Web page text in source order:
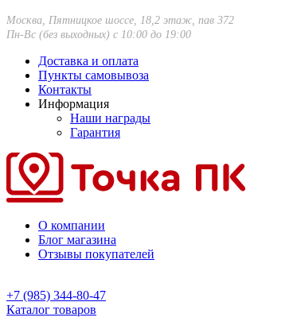
Москва, Пятницкое шоссе, 18,2 этаж, пав 372
Пн-Вс (без выходных) с 10:00 до 19:00
Доставка и оплата
Пункты самовывоза
Контакты
Информация
Наши награды
Гарантия
О компании
Блог магазина
Отзывы покупателей
+7 (985) 344-80-47
Каталог товаров